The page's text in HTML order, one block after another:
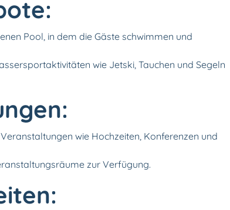
Pool, in dem die Gäste schwimmen und
wie Jetski, Tauchen und Segeln
wie Hochzeiten, Konferenzen und
zur Verfügung.